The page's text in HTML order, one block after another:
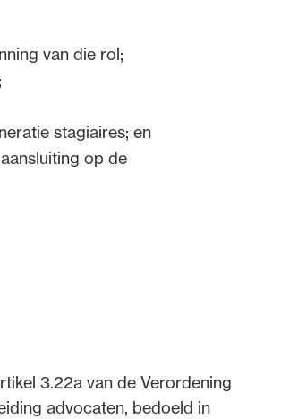
van die rol;
stagiaires; en
op de
3.22a van de Verordening
advocaten, bedoeld in